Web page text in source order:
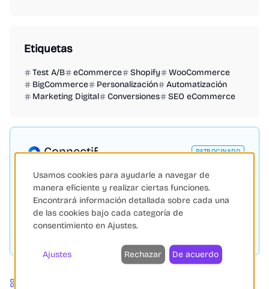
Etiquetas
Test A/B eCommerce Shopify
WooCommerce
BigCommerce
Personalización
Automatización
Marketing Digital
Conversiones SEO eCommerce
Connectif PATROCINADO
impulsada por IA para potenciar el eCommerce con
automatización y personalización.
Visitar sitio web
Usamos cookies para ayudarle a navegar de
manera eficiente y realizar ciertas funciones.
Encontrará información detallada sobre cada una
de las cookies bajo cada categoría de
consentimiento en Ajustes.
Ajustes Rechazar De acuerdo